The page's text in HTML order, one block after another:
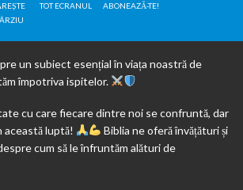
TOT ECRANUL ABONEAZĂ-TE!
un subiect esențial în viața noastră de
împotriva ispitelor.
cu care fiecare dintre noi se confruntă, dar
această luptă!
Biblia ne oferă învățături și
cum să le înfruntăm alături de